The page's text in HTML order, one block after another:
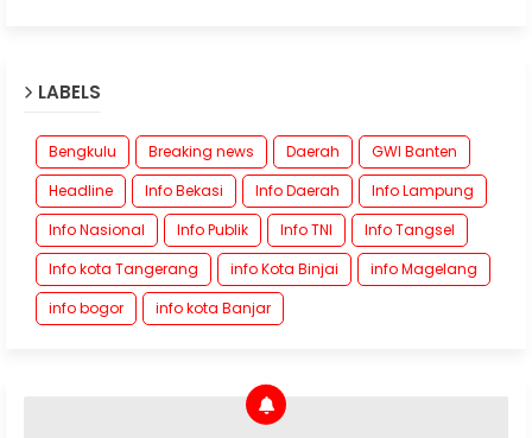
LABELS
Bengkulu Breaking news Daerah
GWI Banten
Headline
Info Bekasi Info Daerah
Info Lampung
Info Nasional
Info Publik Info TNI
Info Tangsel
Info kota Tangerang
info Kota Binjai
info Magelang
info bogor
info kota Banjar